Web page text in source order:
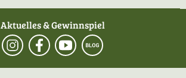
Aktuelles & Gewinnspiel